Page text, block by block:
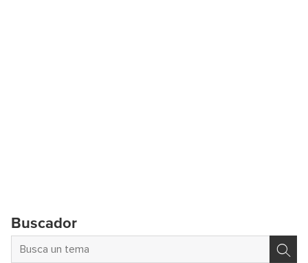
Buscador